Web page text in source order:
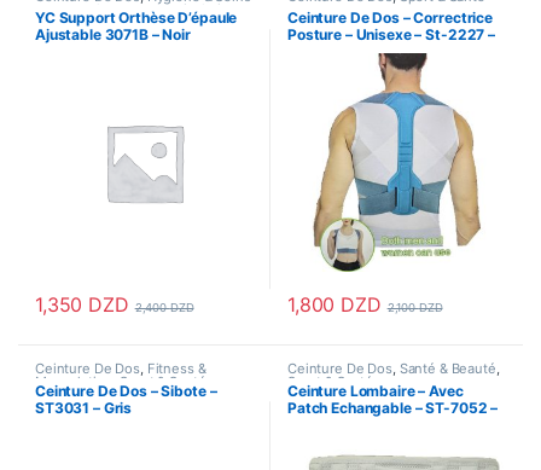
personnels support articulation
YC Support Orthèse D’épaule
Ajustable 3071B – Noir
1,350 DZD 2,400DZD
Ceinture De Dos – Correctrice
Posture – Unisexe – St-2227 –
1,800 DZD 2,100DZD
Ce produit a plusieurs
Ceinture De Dos, Fitness &
Musculation ,Sport & Santé
support articulation
Ceinture De Dos – Sibote –
ST3031 – Gris
Ceinture De Dos, Santé & Beauté,
Sport & Santé
Ceinture Lombaire – Avec
Patch Echangable – ST-7052 –